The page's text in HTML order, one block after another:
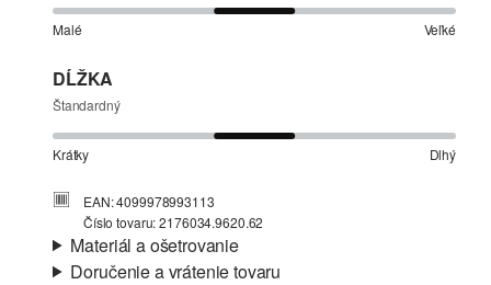
Malé Veľké
DĹŽKA
Štandardný
Krátky Dlhý
EAN: 4099978993113
Číslo tovaru: 2176034.9620.62
Materiál a ošetrovanie
Doručenie a vrátenie tovaru